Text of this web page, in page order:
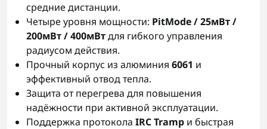
средние дистанции.
Четыре уровня мощности: PitMode / 25мВт /
200мВт / 400мВтдля гибкого управления
радиусом действия.
Прочный корпус из алюминия 6061 и
эффективный отвод тепла.
Защита от перегрева для повышения
надёжности при активной эксплуатации.
Поддержка протокола IRC Tramp и быстрая